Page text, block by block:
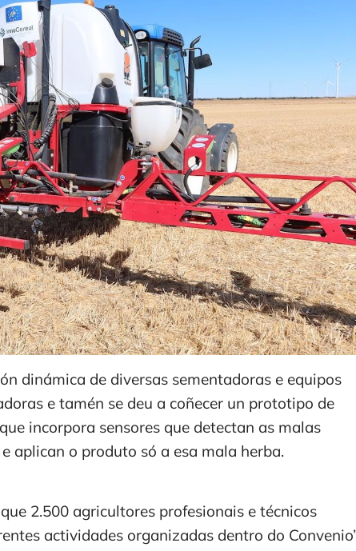
dinámica de diversas sementadoras e equipos
e tamén se deu a coñecer un prototipo de
incorpora sensores que detectan as malas
aplican o produto só a esa mala herba.
2.500 agricultores profesionais e técnicos
actividades organizadas dentro do